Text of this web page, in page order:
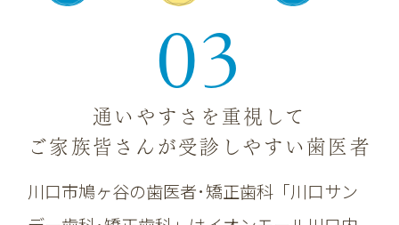
03
通いやすさを重視して
ご家族皆さんが受診しやすい歯医者
川口市鳩ヶ谷の歯医者･矯正歯科「川口サン